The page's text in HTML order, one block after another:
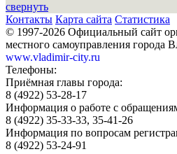
свернуть
Контакты Карта сайта Статистика
© 1997-2026 Официальный сайт
местного самоуправления города
www.vladimir-city.ru
Телефоны:
Приёмная главы города:
8 (4922) 53-28-17
Информация о работе с
8 (4922) 35-33-33, 35-41-26
Информация по вопросам
8 (4922) 53-24-91